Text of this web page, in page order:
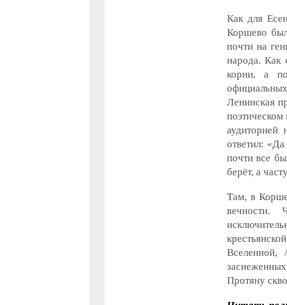
Как для
Коршево
почти на
народа. Как
корни, а
Ленинская
ответил:
почти все
берёт, а
Там, в
вечности.
Протяну